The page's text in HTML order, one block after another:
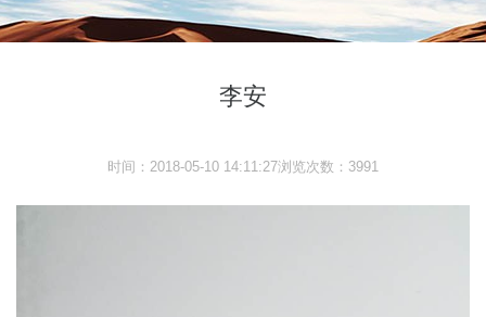
李安
时间：2018-05-10 14:11:27浏览次数：3991